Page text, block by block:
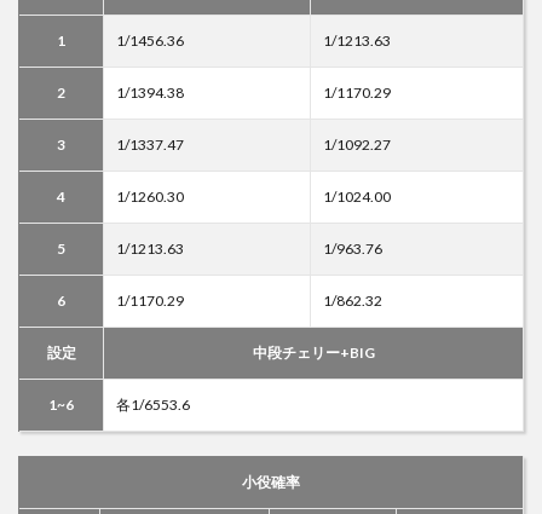
1 1/1456.36 1/1213.63
2 1/1394.38 1/1170.29
3 1/1337.47 1/1092.27
4 1/1260.30 1/1024.00
5 1/1213.63 1/963.76
6 1/1170.29 1/862.32
設定 中段チェリー+BIG
1~6 各1/6553.6
小役確率